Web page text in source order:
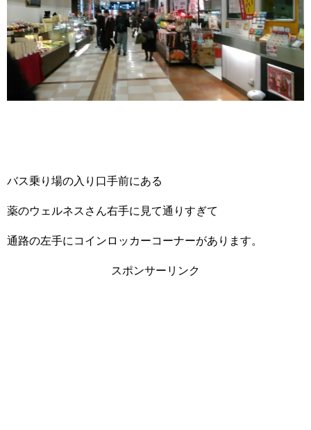
バス乗り場の入り口手前にある
薬のウェルネスさん右手に見て通りすぎて
通路の左手にコインロッカーコーナーがあります。
スポンサーリンク